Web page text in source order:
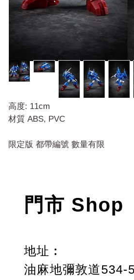
高度: 11cm
材質 ABS, PVC
限定版 都帶編號 數量有限
門市 Shop
地址︰
油麻地彌敦道534-